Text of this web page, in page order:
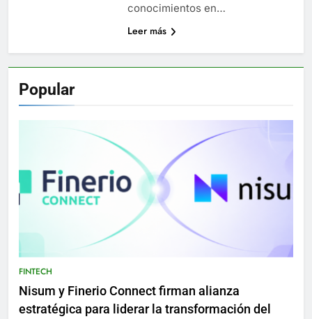
conocimientos en…
Leer más
Popular
FINTECH
Nisum y Finerio Connect firman alianza
estratégica para liderar la transformación del